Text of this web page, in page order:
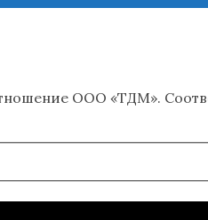
ООО «ТДМ».